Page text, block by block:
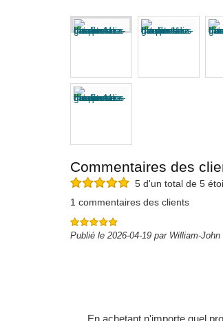
Commentaires des
5 d'un total de 5
1 commentaires des clients
Publié le 2026-04-19 par William-John
En achetant n'importe quel